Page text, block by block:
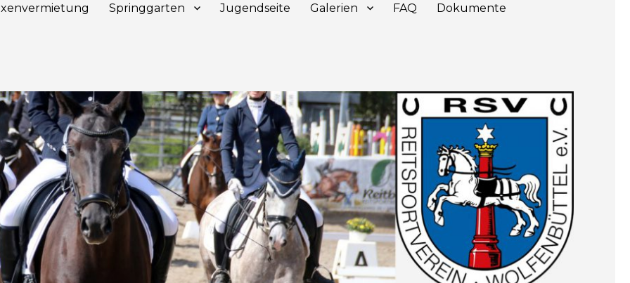
Springgarten Jugendseite Galerien FAQ Dokumente